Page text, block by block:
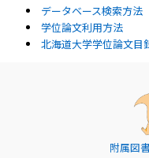
データベース検索方法
学位論文利用方法
北海道大学学位論文目
附属図